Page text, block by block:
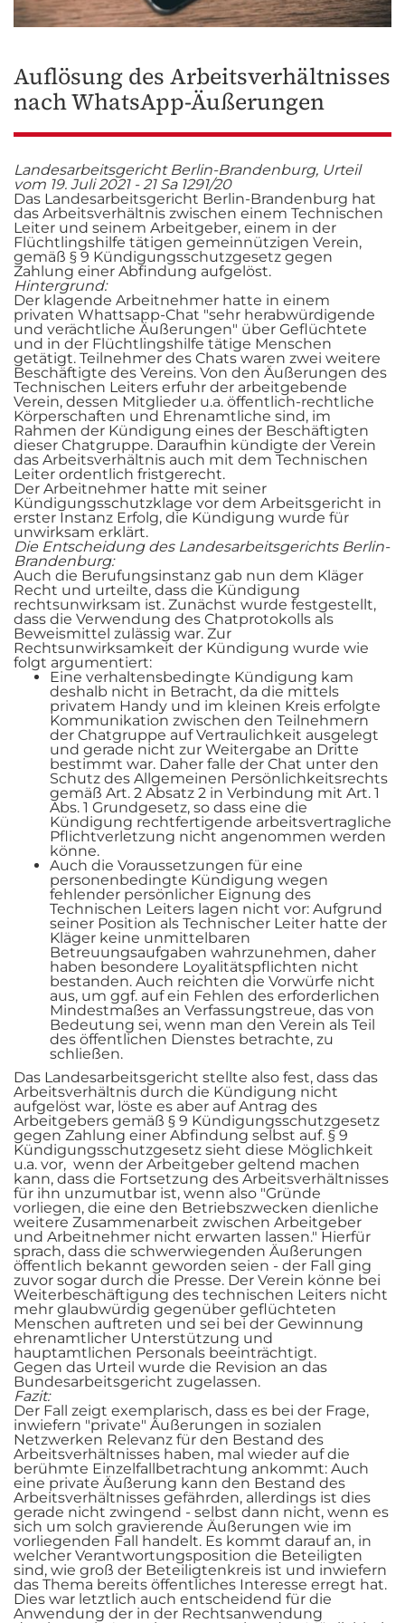
Auflösung des Arbeitsverhältnisses
nach WhatsApp-Äußerungen
Landesarbeitsgericht Berlin-Brandenburg, Urteil
vom 19. Juli 2021 - 21 Sa 1291/20
Das Landesarbeitsgericht Berlin-Brandenburg hat
das Arbeitsverhältnis zwischen einem Technischen
Leiter und seinem Arbeitgeber, einem in der
Flüchtlingshilfe tätigen gemeinnützigen Verein,
gemäß § 9 Kündigungsschutzgesetz gegen
Zahlung einer Abfindung aufgelöst.
Hintergrund:
Der klagende Arbeitnehmer hatte in einem
privaten Whattsapp-Chat "sehr herabwürdigende
und verächtliche Äußerungen" über Geflüchtete
und in der Flüchtlingshilfe tätige Menschen
getätigt. Teilnehmer des Chats waren zwei weitere
Beschäftigte des Vereins. Von den Äußerungen des
Technischen Leiters erfuhr der arbeitgebende
Verein, dessen Mitglieder u.a. öffentlich-rechtliche
Körperschaften und Ehrenamtliche sind, im
Rahmen der Kündigung eines der Beschäftigten
dieser Chatgruppe. Daraufhin kündigte der Verein
das Arbeitsverhältnis auch mit dem Technischen
Leiter ordentlich fristgerecht.
Der Arbeitnehmer hatte mit seiner
Kündigungsschutzklage vor dem Arbeitsgericht in
erster Instanz Erfolg, die Kündigung wurde für
unwirksam erklärt.
Die Entscheidung des Landesarbeitsgerichts Berlin-
Brandenburg:
Auch die Berufungsinstanz gab nun dem Kläger
Recht und urteilte, dass die Kündigung
rechtsunwirksam ist. Zunächst wurde festgestellt,
dass die Verwendung des Chatprotokolls als
Beweismittel zulässig war. Zur
Rechtsunwirksamkeit der Kündigung wurde wie
folgt argumentiert:
Eine verhaltensbedingte Kündigung kam
deshalb nicht in Betracht, da die mittels
privatem Handy und im kleinen Kreis erfolgte
Kommunikation zwischen den Teilnehmern
der Chatgruppe auf Vertraulichkeit ausgelegt
und gerade nicht zur Weitergabe an Dritte
bestimmt war. Daher falle der Chat unter den
Schutz des Allgemeinen Persönlichkeitsrechts
gemäß Art. 2 Absatz 2 in Verbindung mit Art. 1
Abs. 1 Grundgesetz, so dass eine die
Kündigung rechtfertigende arbeitsvertragliche
Pflichtverletzung nicht angenommen werden
könne.
Auch die Voraussetzungen für eine
personenbedingte Kündigung wegen
fehlender persönlicher Eignung des
Technischen Leiters lagen nicht vor: Aufgrund
seiner Position als Technischer Leiter hatte der
Kläger keine unmittelbaren
Betreuungsaufgaben wahrzunehmen, daher
haben besondere Loyalitätspflichten nicht
bestanden. Auch reichten die Vorwürfe nicht
aus, um ggf. auf ein Fehlen des erforderlichen
Mindestmaßes an Verfassungstreue, das von
Bedeutung sei, wenn man den Verein als Teil
des öffentlichen Dienstes betrachte, zu
schließen.
Das Landesarbeitsgericht stellte also fest, dass das
Arbeitsverhältnis durch die Kündigung nicht
aufgelöst war, löste es aber auf Antrag des
Arbeitgebers gemäß § 9 Kündigungsschutzgesetz
gegen Zahlung einer Abfindung selbst auf. § 9
Kündigungsschutzgesetz sieht diese Möglichkeit
u.a. vor, wenn der Arbeitgeber geltend machen
kann, dass die Fortsetzung des Arbeitsverhältnisses
für ihn unzumutbar ist, wenn also "Gründe
vorliegen, die eine den Betriebszwecken dienliche
weitere Zusammenarbeit zwischen Arbeitgeber
und Arbeitnehmer nicht erwarten lassen." Hierfür
sprach, dass die schwerwiegenden Äußerungen
öffentlich bekannt geworden seien - der Fall ging
zuvor sogar durch die Presse. Der Verein könne bei
Weiterbeschäftigung des technischen Leiters nicht
mehr glaubwürdig gegenüber geflüchteten
Menschen auftreten und sei bei der Gewinnung
ehrenamtlicher Unterstützung und
hauptamtlichen Personals beeinträchtigt.
Gegen das Urteil wurde die Revision an das
Bundesarbeitsgericht zugelassen.
Fazit:
Der Fall zeigt exemplarisch, dass es bei der Frage,
inwiefern "private" Äußerungen in sozialen
Netzwerken Relevanz für den Bestand des
Arbeitsverhältnisses haben, mal wieder auf die
berühmte Einzelfallbetrachtung ankommt: Auch
eine private Äußerung kann den Bestand des
Arbeitsverhältnisses gefährden, allerdings ist dies
gerade nicht zwingend - selbst dann nicht, wenn es
sich um solch gravierende Äußerungen wie im
vorliegenden Fall handelt. Es kommt darauf an, in
welcher Verantwortungsposition die Beteiligten
sind, wie groß der Beteiligtenkreis ist und inwiefern
das Thema bereits öffentliches Interesse erregt hat.
Dies war letztlich auch entscheidend für die
Anwendung der in der Rechtsanwendung